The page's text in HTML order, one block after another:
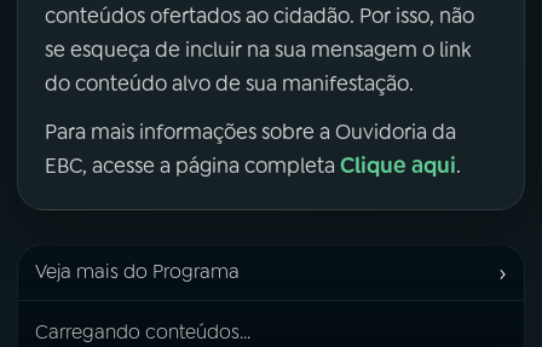
conteúdos ofertados ao cidadão. Por isso, não
se esqueça de incluir na sua mensagem o link
do conteúdo alvo de sua manifestação.
Para mais informações sobre a Ouvidoria da
EBC, acesse a página completa Clique aqui.
Veja mais do Programa ›
Carregando conteúdos...